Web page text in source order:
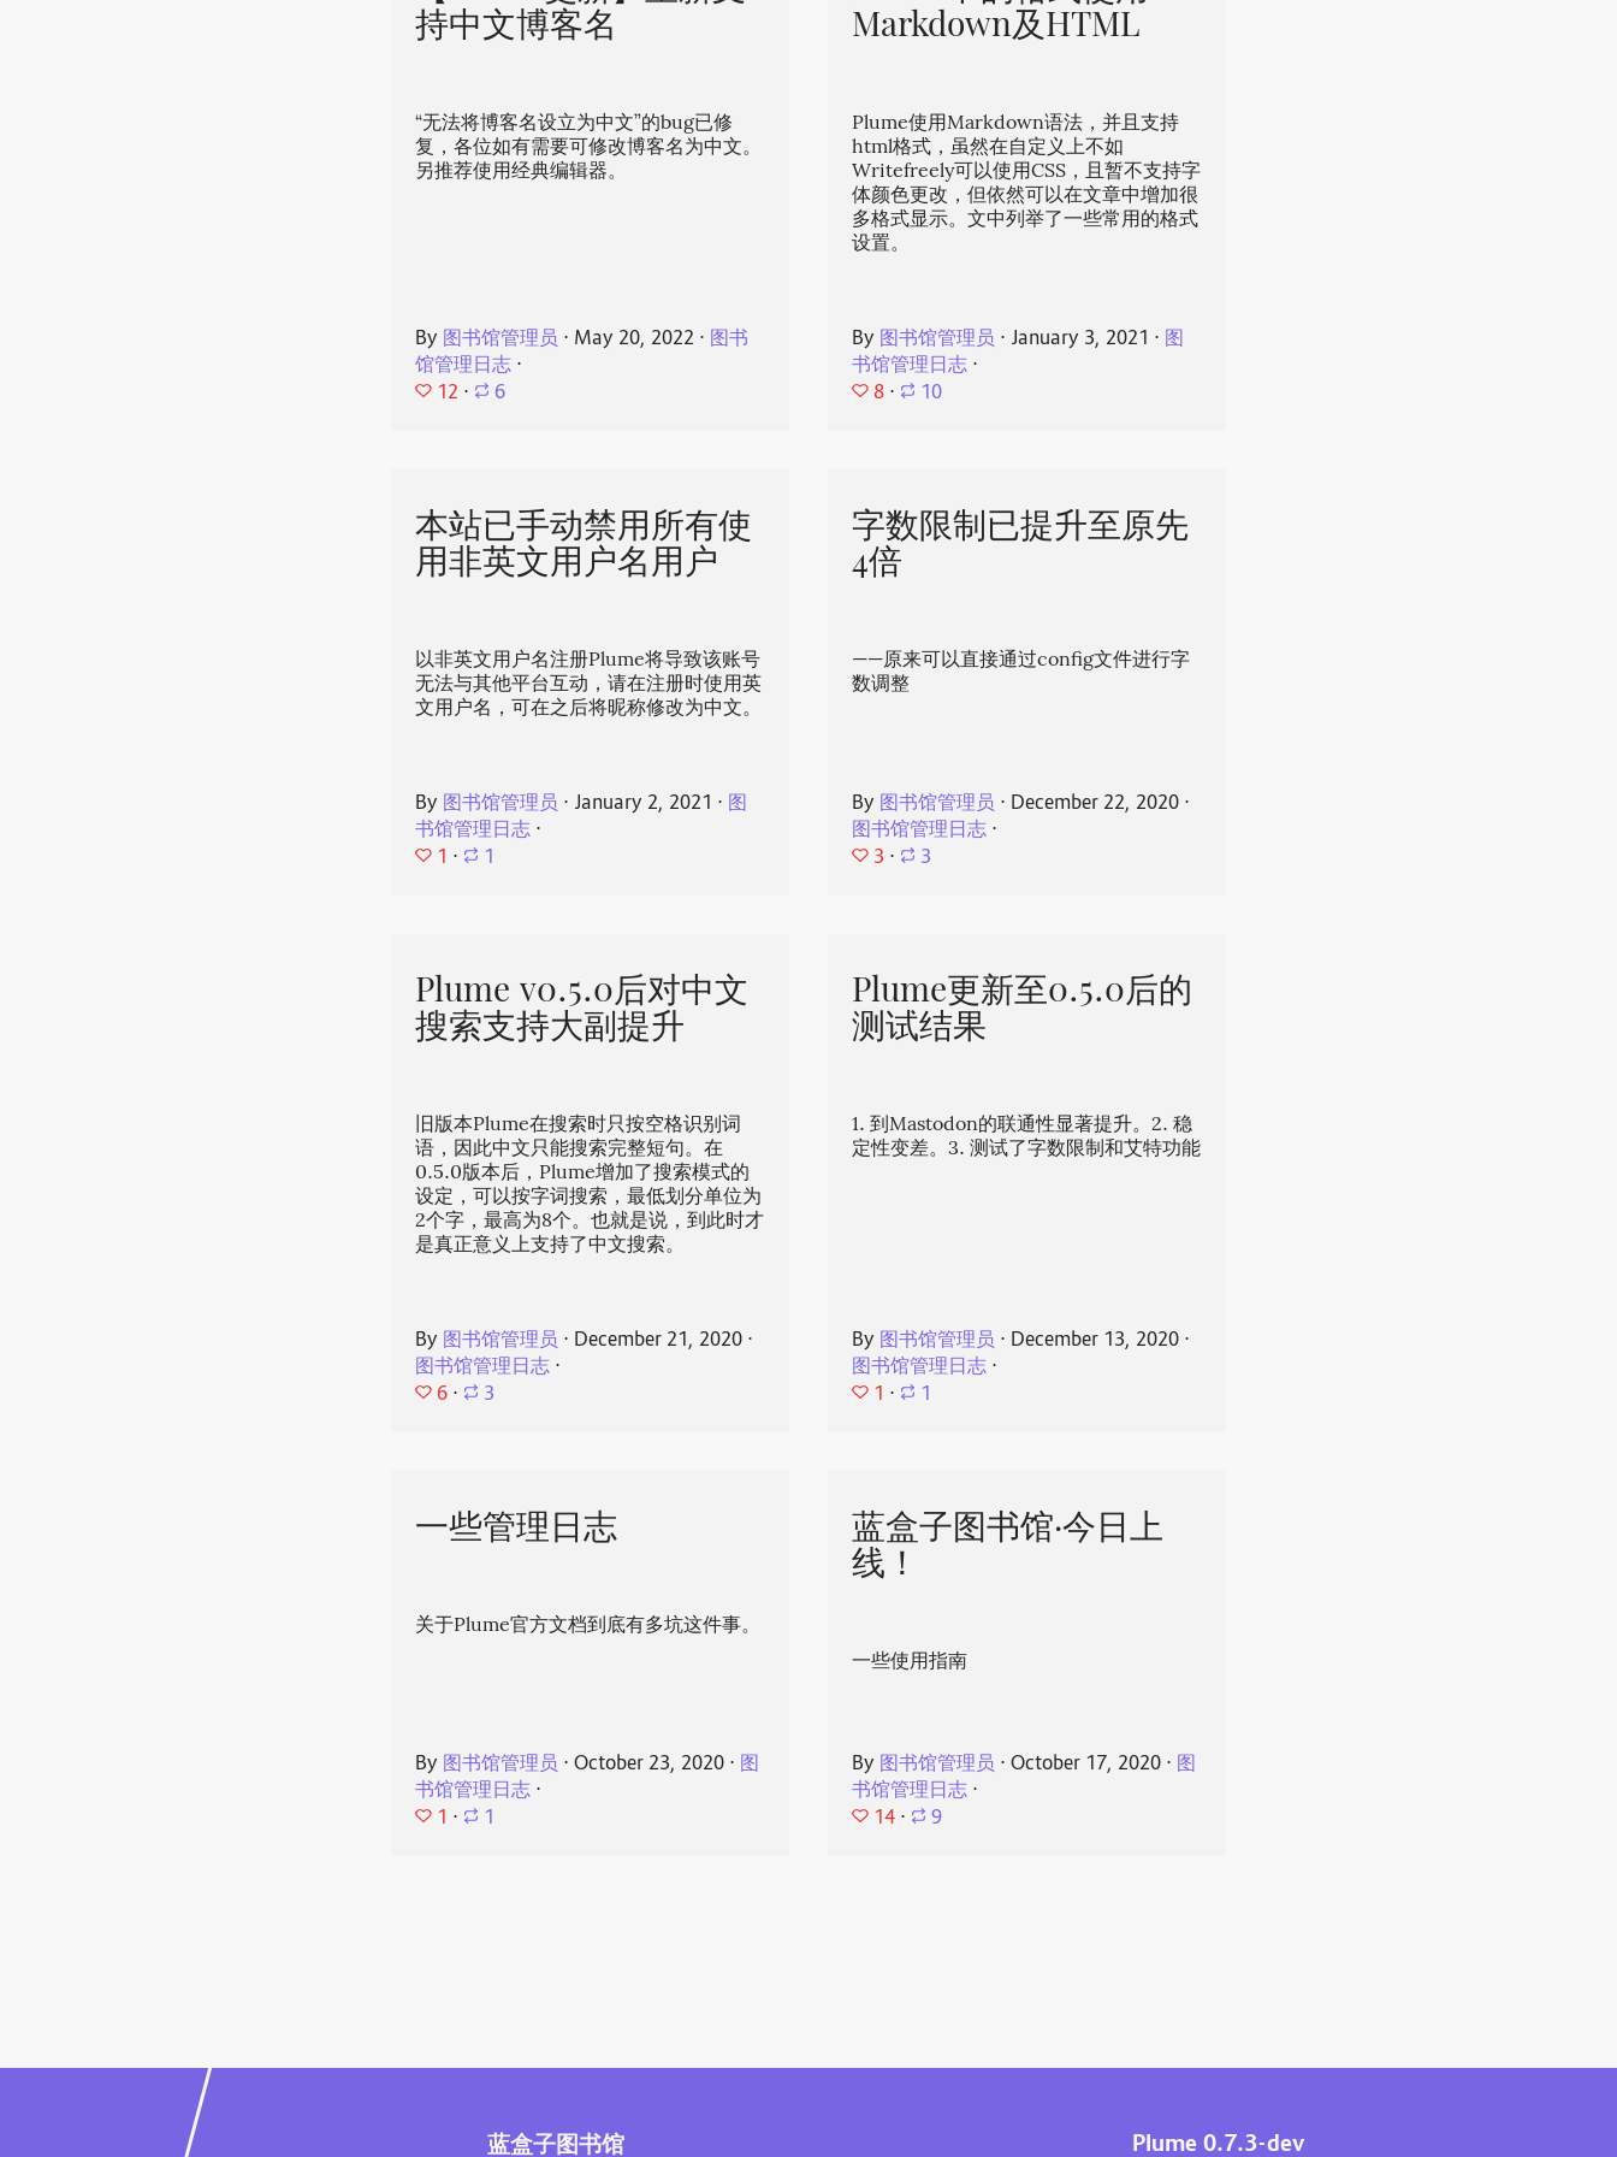
持中文博客名
“无法将博客名设立为中文”的bug已修
复，各位如有需要可修改博客名为中文。
另推荐使用经典编辑器。
By 图书馆管理员 ⋅ May 20, 2022 ⋅ 图书
馆管理日志 ⋅
12 ⋅ 6
Markdown及HTML
Plume使用Markdown语法，并且支持
html格式，虽然在自定义上不如
Writefreely可以使用CSS，且暂不支持字
体颜色更改，但依然可以在文章中增加很
多格式显示。文中列举了一些常用的格式
设置。
By 图书馆管理员 ⋅ January 3, 2021 ⋅ 图
书馆管理日志 ⋅
8 ⋅ 10
本站已手动禁用所有使
用非英文用户名用户
以非英文用户名注册Plume将导致该账号
无法与其他平台互动，请在注册时使用英
文用户名，可在之后将昵称修改为中文。
By 图书馆管理员 ⋅ January 2, 2021 ⋅ 图
书馆管理日志 ⋅
1 ⋅ 1
字数限制已提升至原先
4倍
——原来可以直接通过config文件进行字
数调整
By 图书馆管理员 ⋅ December 22, 2020 ⋅
图书馆管理日志 ⋅
3 ⋅ 3
Plume v0.5.0后对中文
搜索支持大副提升
旧版本Plume在搜索时只按空格识别词
语，因此中文只能搜索完整短句。在
0.5.0版本后，Plume增加了搜索模式的
设定，可以按字词搜索，最低划分单位为
2个字，最高为8个。也就是说，到此时才
是真正意义上支持了中文搜索。
By 图书馆管理员 ⋅ December 21, 2020 ⋅
图书馆管理日志 ⋅
6 ⋅ 3
Plume更新至0.5.0后的
测试结果
1. 到Mastodon的联通性显著提升。2. 稳
定性变差。3. 测试了字数限制和艾特功能
By 图书馆管理员 ⋅ December 13, 2020 ⋅
图书馆管理日志 ⋅
1 ⋅ 1
一些管理日志
关于Plume官方文档到底有多坑这件事。
By 图书馆管理员 ⋅October 23, 2020 ⋅ 图
书馆管理日志 ⋅
1 ⋅ 1
蓝盒子图书馆·今日上
线！
一些使用指南
By 图书馆管理员 ⋅ October 17, 2020 ⋅ 图
书馆管理日志 ⋅
14 ⋅ 9
蓝盒子图书馆 Plume 0.7.3-dev